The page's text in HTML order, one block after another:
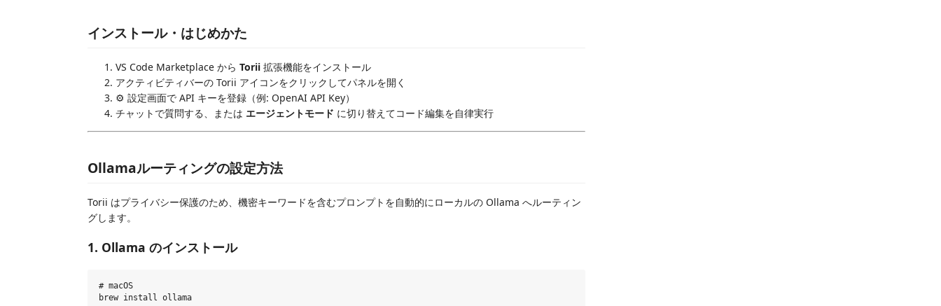
インストール・はじめかた
VS Code Marketplace から Torii 拡張機能をインストール
アクティビティバーの Torii アイコンをクリックしてパネルを開く
⚙️ 設定画面で API キーを登録（例: OpenAI API Key）
チャットで質問する、または エージェントモード に切り替えてコード編集を自律実行
Ollamaルーティングの設定方法
Torii はプライバシー保護のため、機密キーワードを含むプロンプトを自動的にローカルの Ollama へルーティン
グします。
1. Ollama のインストール
# macOS
brew install ollama